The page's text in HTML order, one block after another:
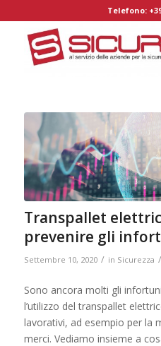
Telefono:
Transpallet
prevenire gli
Settembre 10, 2020 / in Sicurezza /
Sono ancora molti gli
l’utilizzo del transpallet
lavorativi, ad esempio per la
merci. Vediamo insieme a